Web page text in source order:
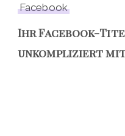
Facebook
Ihr Facebook-
unkompliziert